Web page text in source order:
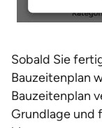
Sobald Sie
Bauzeitenplan
Bauzeitenplan
Grundlage und